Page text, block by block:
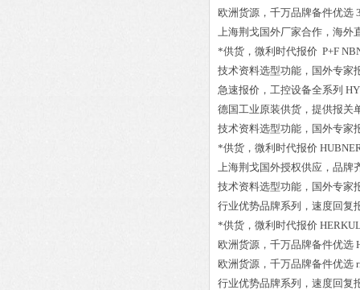
欧洲货源，千万品牌备件优选
上海荆戈国外厂家合作，海外
*供货，微利时代报价 P+F
技术资料选型功能，国外专家
急速报价，工控设备全系列
德国工业原装供货，提供报关
技术资料选型功能，国外专家
*供货，微利时代报价
上海荆戈国外授权供应，品牌
技术资料选型功能，国外专家
行业优势品牌系列，速度回复
*供货，微利时代报价
欧洲货源，千万品牌备件优选
欧洲货源，千万品牌备件优选
行业优势品牌系列，速度回复